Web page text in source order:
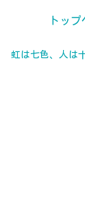
虹は七色、人は
トッ